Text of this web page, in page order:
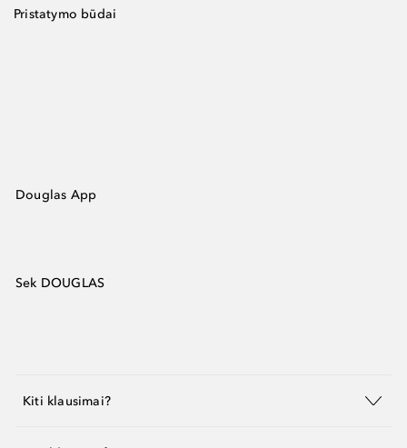
Pristatymo būdai
Douglas App
Sek DOUGLAS
Kiti klausimai?